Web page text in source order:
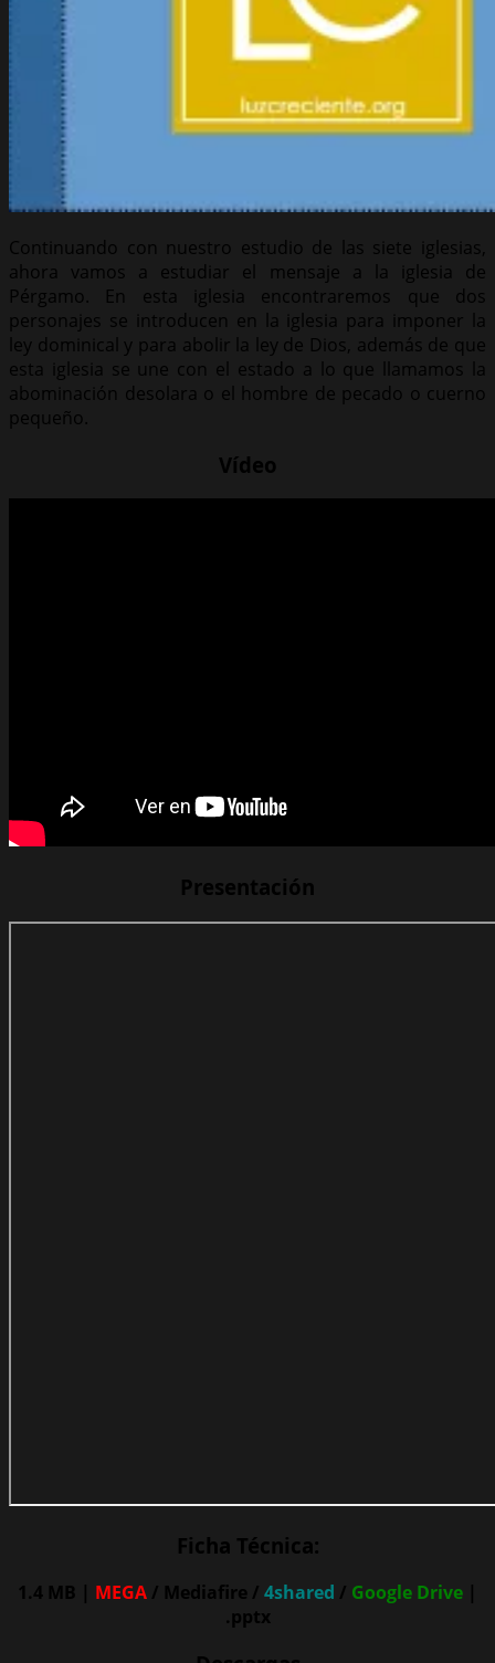
Continuando con nuestro estudio de las siete iglesias,
ahora vamos a estudiar el mensaje a la iglesia de
Pérgamo. En esta iglesia encontraremos que dos
personajes se introducen en la iglesia para imponer la
ley dominical y para abolir la ley de Dios, además de que
esta iglesia se une con el estado a lo que llamamos la
abominación desolara o el hombre de pecado o cuerno
pequeño.
Vídeo
Presentación
Ficha Técnica:
1.4 MB | MEGA / Mediafire / 4shared / Google Drive |
.pptx